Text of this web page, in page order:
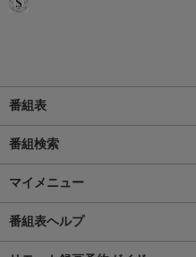
番組表
番組検索
マイメニュー
番組表ヘルプ